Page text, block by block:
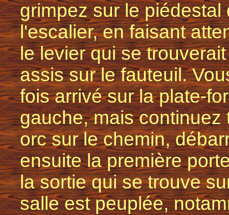
grimpez sur le
l'escalier, en faisant
le levier qui se
assis sur le fauteuil.
fois arrivé sur la plate-
gauche, mais continuez
orc sur le chemin,
ensuite la première
la sortie qui se trouve
salle est peuplée,